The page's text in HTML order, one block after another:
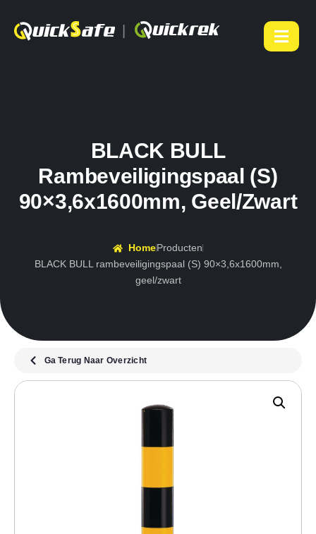
BLACK BULL
Rambeveiligingspaal (S)
90×3,6x1600mm, Geel/zwart
HomeProducten
BLACK BULL rambeveiligingspaal (S) 90×3,6x1600mm,
geel/zwart
Ga Terug Naar Overzicht